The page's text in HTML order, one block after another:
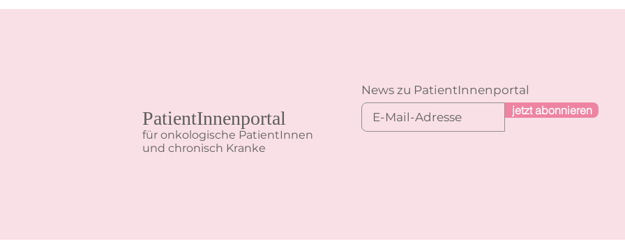
PatientInnenportal
für onkologische PatientInnen
und chronisch Kranke
News zu PatientInnenportal
jetzt abonnieren